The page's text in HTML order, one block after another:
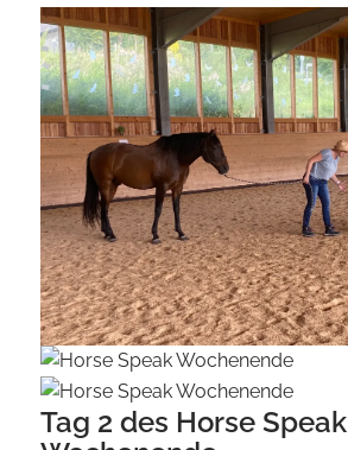
Tag 2 des Horse Speak